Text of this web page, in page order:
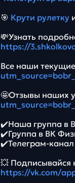
🎯 Крути рулетку
💸Узнать
https://
Все наши текущие
🤩Отзывы наших
✔️Наша группа в
✔️Группа в ВК
✔️Телеграм-
💥 Подписывайся
https://vk.com/